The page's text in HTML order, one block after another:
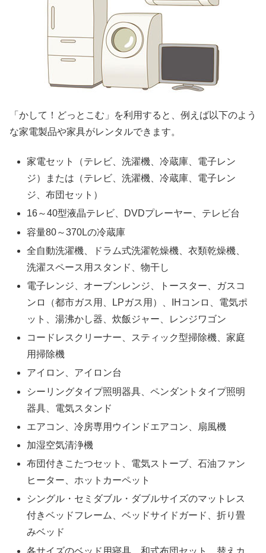
「かして！どっとこむ」を利用すると、例えば以下のよう
な家電製品や家具がレンタルできます。
家電セット（テレビ、洗濯機、冷蔵庫、電子レン
ジ）または（テレビ、洗濯機、冷蔵庫、電子レン
ジ、布団セット）
16～40型液晶テレビ、DVDプレーヤー、テレビ台
容量80～370Lの冷蔵庫
全自動洗濯機、ドラム式洗濯乾燥機、衣類乾燥機、
洗濯スペース用スタンド、物干し
電子レンジ、オーブンレンジ、トースター、ガスコ
ンロ（都市ガス用、LPガス用）、IHコンロ、電気ポ
ット、湯沸かし器、炊飯ジャー、レンジワゴン
コードレスクリーナー、スティック型掃除機、家庭
用掃除機
アイロン、アイロン台
シーリングタイプ照明器具、ペンダントタイプ照明
器具、電気スタンド
エアコン、冷房専用ウインドエアコン、扇風機
加湿空気清浄機
布団付きこたつセット、電気ストーブ、石油ファン
ヒーター、ホットカーペット
シングル・セミダブル・ダブルサイズのマットレス
付きベッドフレーム、ベッドサイドガード、折り畳
みベッド
各サイズのベッド用寝具、和式布団セット、替えカ